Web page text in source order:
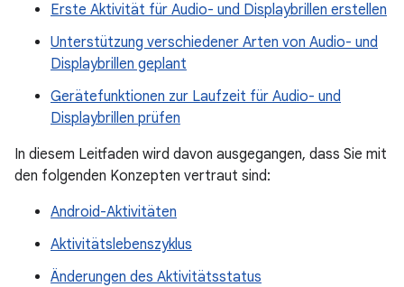
Erste Aktivität für Audio- und Displaybrillen erstellen
Unterstützung verschiedener Arten von Audio- und
Displaybrillen geplant
Gerätefunktionen zur Laufzeit für Audio- und
Displaybrillen prüfen
In diesem Leitfaden wird davon ausgegangen, dass Sie mit
den folgenden Konzepten vertraut sind:
Android-Aktivitäten
Aktivitätslebenszyklus
Änderungen des Aktivitätsstatus